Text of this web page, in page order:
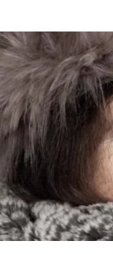
PLAYLIST
NEWS
FOTO
CONCORSI
EVENTI
VIDEO